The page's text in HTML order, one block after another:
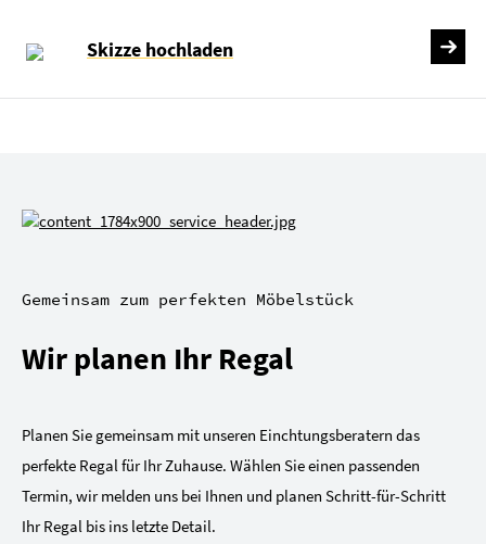
Skizze hochladen
Gemeinsam zum perfekten Möbelstück
Wir planen Ihr Regal
Planen Sie gemeinsam mit unseren Einchtungsberatern das
perfekte Regal für Ihr Zuhause. Wählen Sie einen passenden
Termin, wir melden uns bei Ihnen und planen Schritt-für-Schritt
Ihr Regal bis ins letzte Detail.